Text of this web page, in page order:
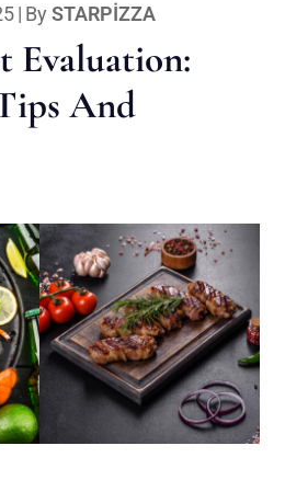
| By STARPIZZA
Evaluation:
And